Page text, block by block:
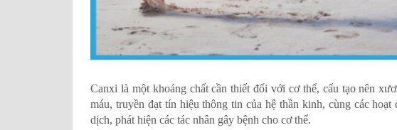
Canxi là một khoáng chất cần thiết đối với cơ thể, cấu tạo nên
máu, truyền đạt tín hiệu thông tin của hệ thần kinh, cùng các
dịch, phát hiện các tác nhân gây bệnh cho cơ thể.